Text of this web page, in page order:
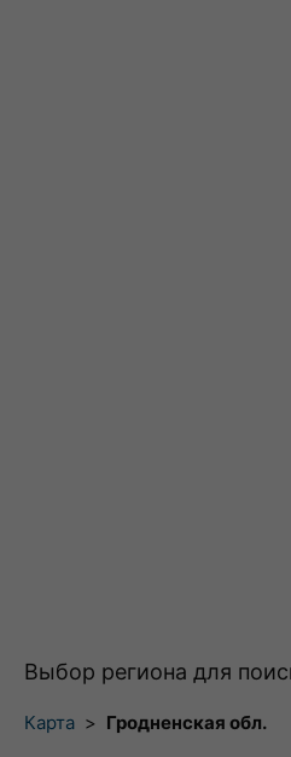
Выбор региона для
Карта > Гродненская обл.